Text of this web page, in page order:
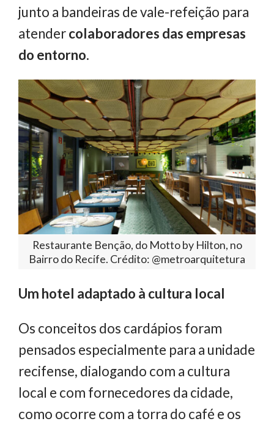
junto a bandeiras de vale-refeição para
atendercolaboradores das empresas
do entorno.
Restaurante Benção, do Motto by Hilton, no
Bairro do Recife. Crédito: @metroarquitetura
Um hotel adaptado à cultura local
Os conceitos dos cardápios foram
pensados especialmente para a unidade
recifense, dialogando com a cultura
local e com fornecedores da cidade,
como ocorre com a torra do café e os